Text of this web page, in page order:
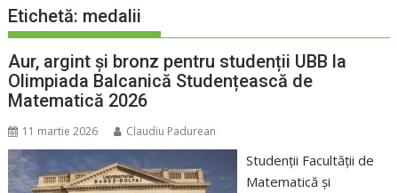
Etichetă: medalii
Aur, argint și bronz pentru studenții UBB la
Olimpiada Balcanică Studențească de
Matematică 2026
11 martie 2026 Claudiu Padurean
Studenții Facultății de
Matematică și